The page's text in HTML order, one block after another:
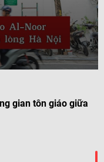
gian tôn giáo giữa